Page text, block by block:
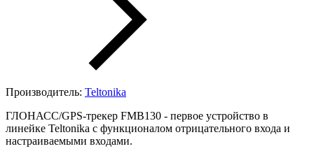
Производитель: Teltonika
ГЛОНАСС/GPS-трекер FMB130 - первое устройство в
линейке Teltonika с функционалом отрицательного входа и
настраиваемыми входами.